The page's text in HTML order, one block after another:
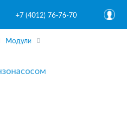
+7 (4012) 76-76-70
Модули